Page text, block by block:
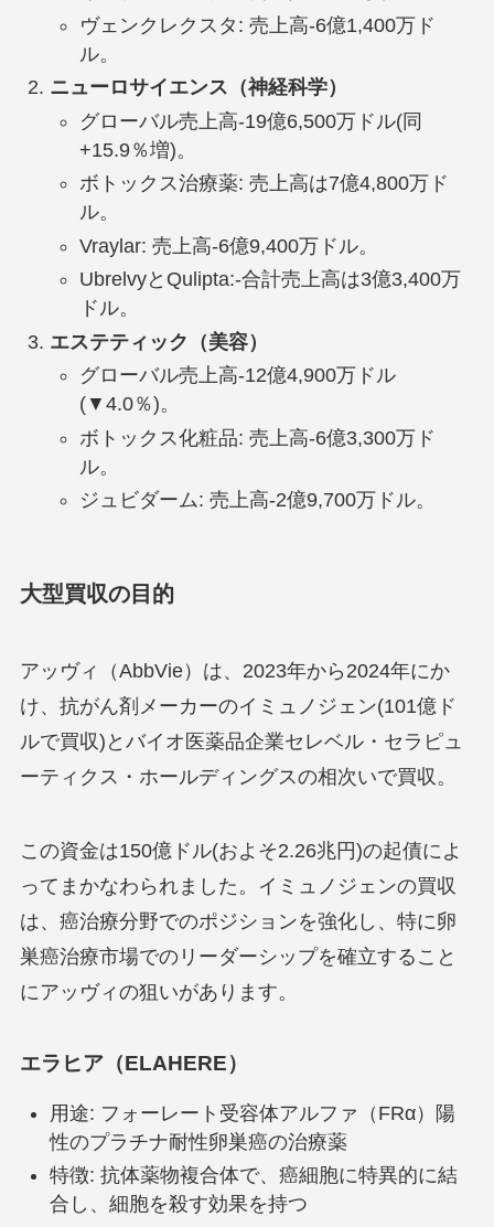
ヴェンクレクスタ: 売上高-6億1,400万ド
ル。
ニューロサイエンス（神経科学）
グローバル売上高-19億6,500万ドル(同
+15.9％増)。
ボトックス治療薬: 売上高は7億4,800万ド
ル。
Vraylar: 売上高-6億9,400万ドル。
UbrelvyとQulipta:-合計売上高は3億3,400万
ドル。
エステティック（美容）
グローバル売上高-12億4,900万ドル
(▼4.0％)。
ボトックス化粧品: 売上高-6億3,300万ド
ル。
ジュビダーム: 売上高-2億9,700万ドル。
大型買収の目的
アッヴィ（AbbVie）は、2023年から2024年にか
け、抗がん剤メーカーのイミュノジェン(101億ド
ルで買収)とバイオ医薬品企業セレベル・セラピュ
ーティクス・ホールディングスの相次いで買収。
この資金は150億ドル(およそ2.26兆円)の起債によ
ってまかなわられました。イミュノジェンの買収
は、癌治療分野でのポジションを強化し、特に卵
巣癌治療市場でのリーダーシップを確立すること
にアッヴィの狙いがあります。
エラヒア（ELAHERE）
用途: フォーレート受容体アルファ（FRα）陽
性のプラチナ耐性卵巣癌の治療薬
特徴: 抗体薬物複合体で、癌細胞に特異的に結
合し、細胞を殺す効果を持つ